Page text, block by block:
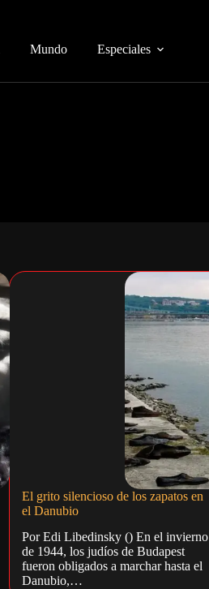
Mundo Especiales
El grito silencioso de los zapatos en
el Danubio
Por Edi Libedinsky () En el invierno
de 1944, los judíos de Budapest
fueron obligados a marchar hasta el
Danubio,…